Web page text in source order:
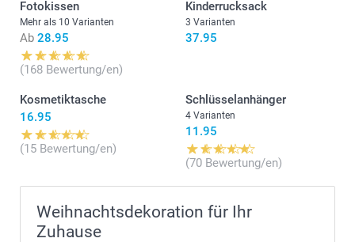
Fotokissen
Mehr als 10 Varianten
Ab 28.95
(168 Bewertung/en)
Kinderrucksack
3 Varianten
37.95
Kosmetiktasche
16.95
(15 Bewertung/en)
Schlüsselanhänger
4 Varianten
11.95
(70 Bewertung/en)
Weihnachtsdekoration für Ihr
Zuhause